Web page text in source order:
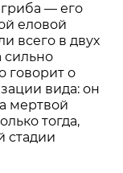
гриба — его
еловой
всего в двух
сильно
говорит о
вида: он
мертвой
тогда,
стадии